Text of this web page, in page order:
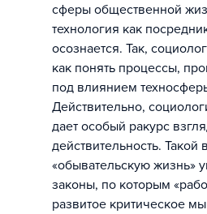
сферы общественной
технология как
осознается. Так,
как понять процессы,
под влиянием
Действительно,
дает особый ракурс
действительность. Такой
«обывательскую жизнь»
законы, по которым
развитое критическое